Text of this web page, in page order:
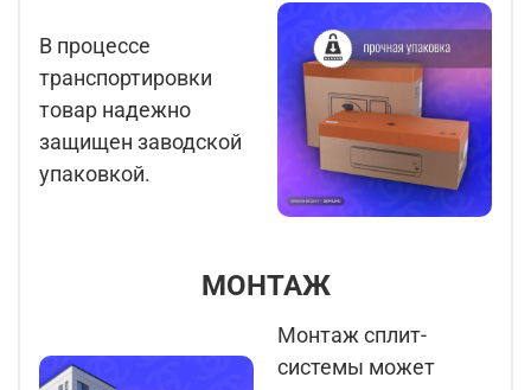
В процессе
транспортировки
товар надежно
защищен заводской
упаковкой.
МОНТАЖ
Монтаж сплит-
системы может